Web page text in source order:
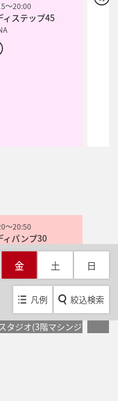
金 土 日
凡例 絞込検索
タジオ(3階マシンジ
～20:00
ィステップ45
～20:50
ィパンプ30
愛貴